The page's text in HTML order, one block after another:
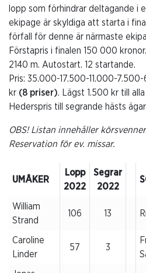
lopp som förhindrar deltagande i
ekipage är skyldiga att starta i
förfall för denne är närmaste
Förstapris i finalen 150 000 kronor.
2140 m. Autostart. 12 startande.
Pris: 35.000-17.500-11.000-
kr (8 priser). Lägst 1.500 kr till
Hederspris till segrande hästs
OBS! Listan innehåller
Reservation för ev. missar.
UMÅKER
Lopp
2022
Segrar
2022
William
Strand
106 13
Caroline
Linder
57 3